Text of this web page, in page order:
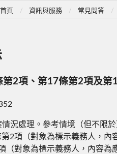
頁 資訊與服務 常見問答
2項、第17條第2項及第
況處理。參考情境（但不限於
2項（對象為標示義務人，內
（對象為標示義務人，內容為